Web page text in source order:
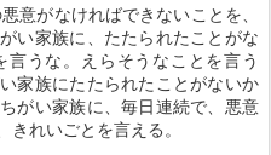
意がなければできないことを、
い家族に、たたられたことがな
うな。えらそうなことを言う
家族にたたられたことがないか
がい家族に、毎日連続で、悪意
れいごとを言える。